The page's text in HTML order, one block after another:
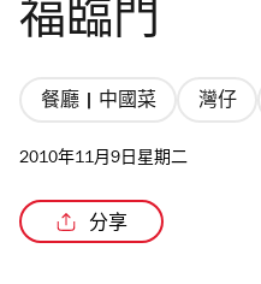
福臨門
餐廳 | 中國菜 灣仔
2010年11月9日星期二
分享